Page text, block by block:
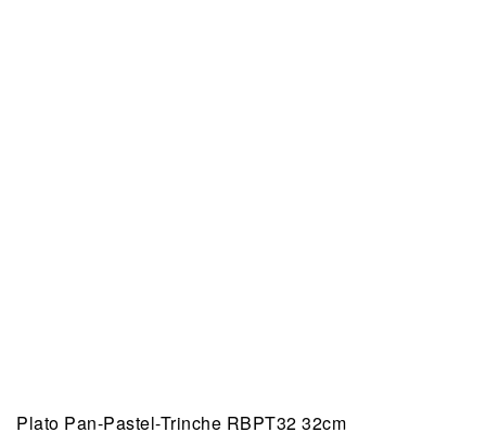
Plato Pan-Pastel-Trinche RBPT32 32cm